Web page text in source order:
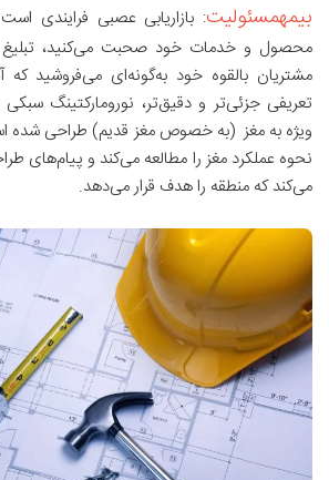
بیمهمسئولیت: بازاریابی عصبی فرایندی
محصول و خدمات خود صحبت می‌کنید، تبلیغ
مشتریان بالقوه خود به‌گونه‌ای می‌فروشید که
تعریفی جزئی‌تر و دقیق‌تر، نورومارکتینگ
ویژه به مغز (به خصوص مغز قدیم) طراحی شده
نحوه عملکرد مغز را مطالعه می‌کند و پیام‌های
می‌کند که منطقه را هدف قرار می‌دهد.